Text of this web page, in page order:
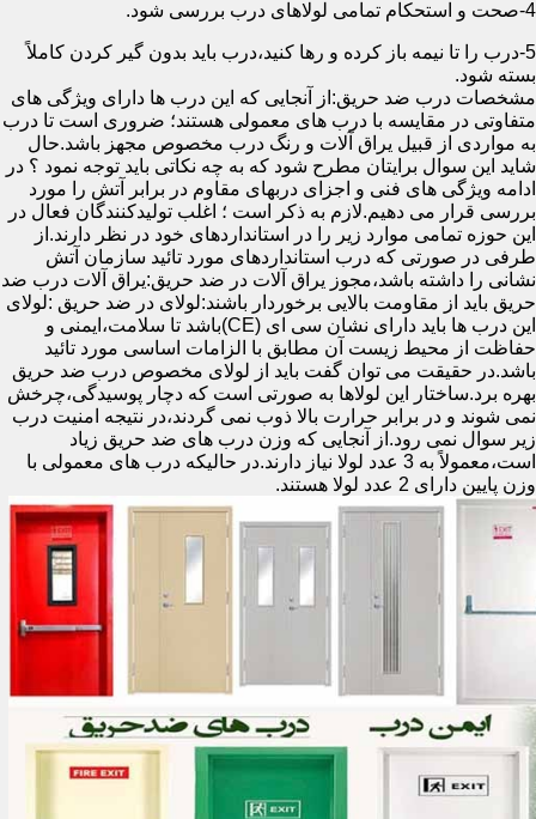
4-صحت و استحکام تمامی لولاهای درب بررسی شود.
5-درب را تا نیمه باز کرده و رها کنید،درب باید بدون گیر کردن کاملاً
بسته شود.
مشخصات درب ضد حریق:از آنجایی که این درب ها دارای ویژگی های
متفاوتی در مقایسه با درب های معمولی هستند؛ ضروری است تا درب
به مواردی از قبیل یراق آلات و رنگ درب مخصوص مجهز باشد.حال
شاید این سوال برایتان مطرح شود که به چه نکاتی باید توجه نمود ؟ در
ادامه ویژگی های فنی و اجزای دربهای مقاوم در برابر آتش را مورد
بررسی قرار می دهیم.لازم به ذکر است ؛ اغلب تولیدکنندگان فعال در
این حوزه تمامی موارد زیر را در استانداردهای خود در نظر دارند.از
طرفی در صورتی که درب استانداردهای مورد تائید سازمان آتش
نشانی را داشته باشد،مجوز یراق آلات در ضد حریق:یراق آلات درب ضد
حریق باید از مقاومت بالایی برخوردار باشند:لولای در ضد حریق :لولای
این درب ها باید دارای نشان سی ای (CE)باشد تا سلامت،ایمنی و
حفاظت از محیط زیست آن مطابق با الزامات اساسی مورد تائید
باشد.در حقیقت می توان گفت باید از لولای مخصوص درب ضد حریق
بهره برد.ساختار این لولاها به صورتی است که دچار پوسیدگی،چرخش
نمی شوند و در برابر حرارت بالا ذوب نمی گردند،در نتیجه امنیت درب
زیر سوال نمی رود.از آنجایی که وزن درب های ضد حریق زیاد
است،معمولاً به 3 عدد لولا نیاز دارند.در حالیکه درب های معمولی با
وزن پایین دارای 2 عدد لولا هستند.